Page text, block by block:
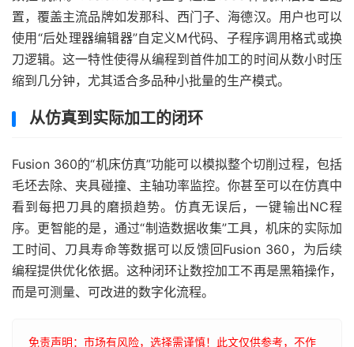
置，覆盖主流品牌如发那科、西门子、海德汉。用户也可以
使用“后处理器编辑器”自定义M代码、子程序调用格式或换
刀逻辑。这一特性使得从编程到首件加工的时间从数小时压
缩到几分钟，尤其适合多品种小批量的生产模式。
从仿真到实际加工的闭环
Fusion 360的“机床仿真”功能可以模拟整个切削过程，包括
毛坯去除、夹具碰撞、主轴功率监控。你甚至可以在仿真中
看到每把刀具的磨损趋势。仿真无误后，一键输出NC程
序。更智能的是，通过“制造数据收集”工具，机床的实际加
工时间、刀具寿命等数据可以反馈回Fusion 360，为后续
编程提供优化依据。这种闭环让数控加工不再是黑箱操作，
而是可测量、可改进的数字化流程。
免责声明：市场有风险，选择需谨慎！此文仅供参考，不作